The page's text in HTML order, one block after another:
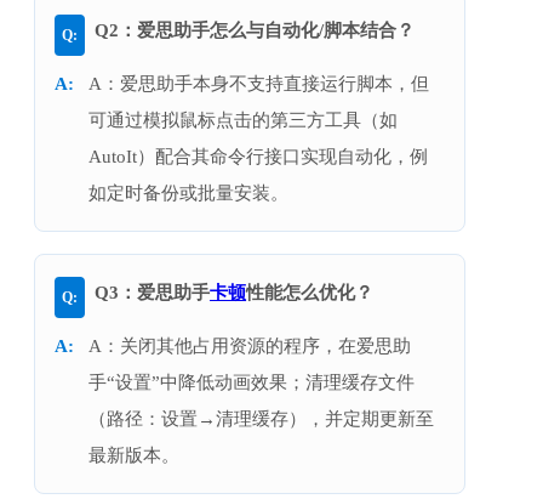
Q2：爱思助手怎么与自动化/脚本结合？
A：爱思助手本身不支持直接运行脚本，但
可通过模拟鼠标点击的第三方工具（如
AutoIt）配合其命令行接口实现自动化，例
如定时备份或批量安装。
Q3：爱思助手卡顿性能怎么优化？
A：关闭其他占用资源的程序，在爱思助
手“设置”中降低动画效果；清理缓存文件
（路径：设置→清理缓存），并定期更新至
最新版本。